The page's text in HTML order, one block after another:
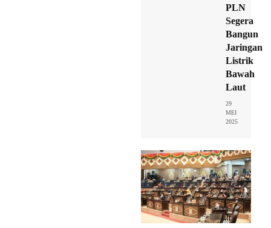
PLN
Segera
Bangun
Jaringan
Listrik
Bawah
Laut
29
MEI
2025